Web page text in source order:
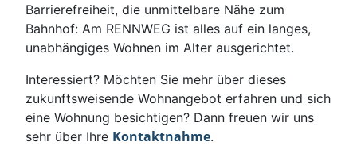
Barrierefreiheit, die unmittelbare Nähe zum
Bahnhof: Am RENNWEG ist alles auf ein langes,
unabhängiges Wohnen im Alter ausgerichtet.
Interessiert? Möchten Sie mehr über dieses
zukunftsweisende Wohnangebot erfahren und sich
eine Wohnung besichtigen? Dann freuen wir uns
sehr über Ihre Kontaktnahme.